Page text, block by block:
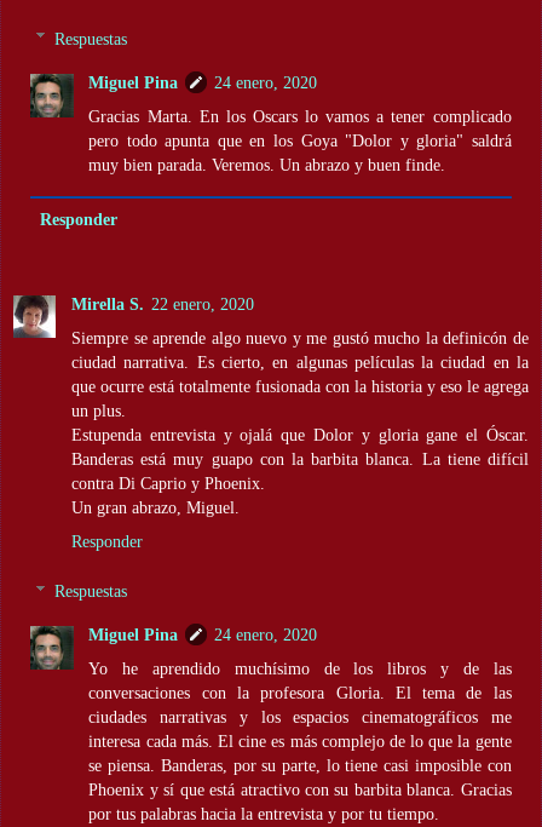
Respuestas
Miguel Pina
24 enero, 2020
Gracias Marta. En los Oscars lo vamos a tener complicado
pero todo apunta que en los Goya "Dolor y gloria" saldrá
muy bien parada. Veremos. Un abrazo y buen finde.
Responder
Mirella S. 22 enero, 2020
Siempre se aprende algo nuevo y me gustó mucho la definicón de
ciudad narrativa. Es cierto, en algunas películas la ciudad en la
que ocurre está totalmente fusionada con la historia y eso le agrega
un plus.
Estupenda entrevista y ojalá que Dolor y gloria gane el Óscar.
Banderas está muy guapo con la barbita blanca. La tiene difícil
contra Di Caprio y Phoenix.
Un gran abrazo, Miguel.
Responder
Respuestas
Miguel Pina
24 enero, 2020
Yo he aprendido muchísimo de los libros y de las
conversaciones con la profesora Gloria. El tema de las
ciudades narrativas y los espacios cinematográficos me
interesa cada más. El cine es más complejo de lo que la gente
se piensa. Banderas, por su parte, lo tiene casi imposible con
Phoenix y sí que está atractivo con su barbita blanca. Gracias
por tus palabras hacia la entrevista y por tu tiempo.